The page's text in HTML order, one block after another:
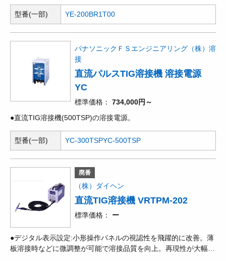
型番(一部)
YE-200BR1T00
パナソニックＦＳエンジニアリング（株）溶
接
直流パルスTIG溶接機 溶接電源
YC
標準価格
734,000円～
●直流TIG溶接機(500TSP)の溶接電源。
型番(一部) YC-300TSPYC-500TSP
廃番
（株）ダイヘン
直流TIG溶接機 VRTPM-202
標準価格 ー
●デジタル表示設定:小形操作パネルの視認性を飛躍的に改善。薄
板溶接時などに微調整が可能で溶接品質を向上。再現性が大幅に